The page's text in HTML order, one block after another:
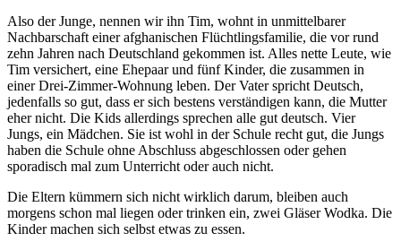
Also der Junge, nennen wir ihn Tim, wohnt in unmittelbarer
Nachbarschaft einer afghanischen Flüchtlingsfamilie, die vor rund
zehn Jahren nach Deutschland gekommen ist. Alles nette Leute, wie
Tim versichert, eine Ehepaar und fünf Kinder, die zusammen in
einer Drei-Zimmer-Wohnung leben. Der Vater spricht Deutsch,
jedenfalls so gut, dass er sich bestens verständigen kann, die Mutter
eher nicht. Die Kids allerdings sprechen alle gut deutsch. Vier
Jungs, ein Mädchen. Sie ist wohl in der Schule recht gut, die Jungs
haben die Schule ohne Abschluss abgeschlossen oder gehen
sporadisch mal zum Unterricht oder auch nicht.
Die Eltern kümmern sich nicht wirklich darum, bleiben auch
morgens schon mal liegen oder trinken ein, zwei Gläser Wodka. Die
Kinder machen sich selbst etwas zu essen.